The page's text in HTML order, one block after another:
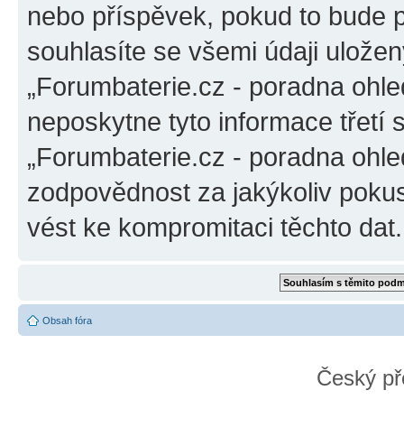
nebo příspěvek, pokud to bude
souhlasíte se všemi údaji
„Forumbaterie.cz - poradna
neposkytne tyto informace třetí
„Forumbaterie.cz - poradna
zodpovědnost za jakýkoliv
vést ke kompromitaci těchto dat.
Obsah fóra
Český